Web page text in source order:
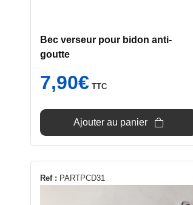
Bec verseur pour bidon anti-
goutte
7,90€ TTC
Ajouter au panier
Ref : PARTPCD31